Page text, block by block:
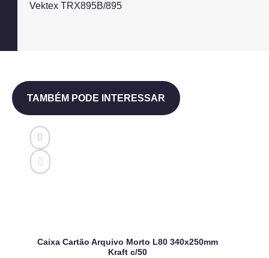
Vektex TRX895B/895
TAMBÉM PODE INTERESSAR
Caixa Cartão Arquivo Morto L80 340x250mm
Kraft c/50